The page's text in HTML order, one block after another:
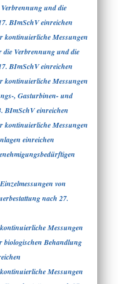
und die
BImSchV einreichen
kontinuierliche Messungen
Verbrennung und die
BImSchV einreichen
kontinuierliche Messungen
, Gasturbinen- und
BImSchV einreichen
kontinuierliche Messungen
einreichen
von
nach 27.
Messungen
biologischen Behandlung
Messungen